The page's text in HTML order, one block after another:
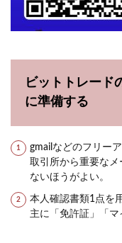
ビットトレード
に準備する
gmailなどのフリー
取引所から重要な
ないほうがよい。
本人確認書類1点を
主に「免許証」「マ